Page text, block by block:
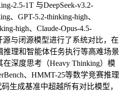
2.5-1T 与DeepSeek-v3.2-
、GPT-5.2-thinking-high、
high、Claude-Opus-4.5-
源与闭源模型进行了系统对比，在
理和智能体任务执行等高难场景
深度思考（Heavy Thinking）模
、HMMT-25等数学竞赛推理
生成基准中超越所有对比模型，